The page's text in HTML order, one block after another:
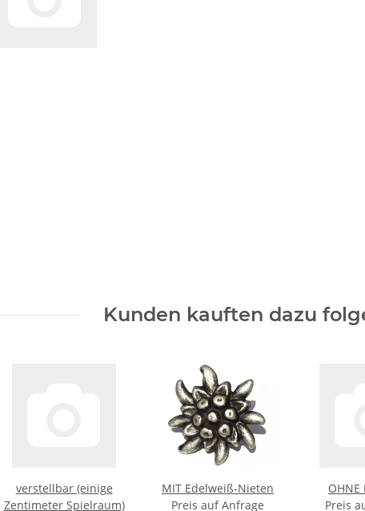
Kunden kauften dazu
verstellbar (einige
Zentimeter Spielraum)
MIT Edelweiß-Nieten
Preis auf Anfrage
OHNE
Preis